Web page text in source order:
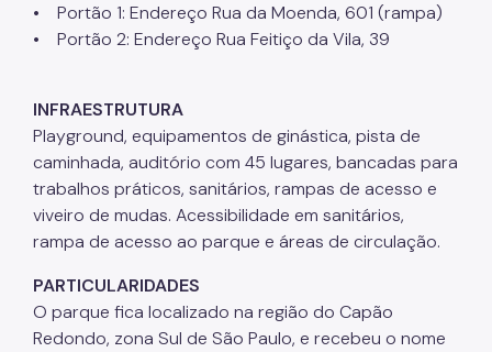
Heliponto
Estudos Ambientais
Produtos Perigosos
TCA - Termo de Compromisso Ambiental
Motogeradores
IPVA
Fiscalização Ambiental
• Portão 1: Endereço Rua da Moenda, 601 (rampa)
• Portão 2: Endereço Rua Feitiço da Vila, 39
INFRAESTRUTURA
Playground, equipamentos de ginástica, pista de
caminhada, auditório com 45 lugares, bancadas para
trabalhos práticos, sanitários, rampas de acesso e
viveiro de mudas. Acessibilidade em sanitários,
rampa de acesso ao parque e áreas de circulação.
PARTICULARIDADES
O parque fica localizado na região do Capão
Redondo, zona Sul de São Paulo, e recebeu o nome